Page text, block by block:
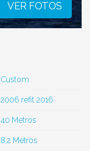
VER FOTOS
Custom
2006 refit 2016
40 Metros
8,2 Metros